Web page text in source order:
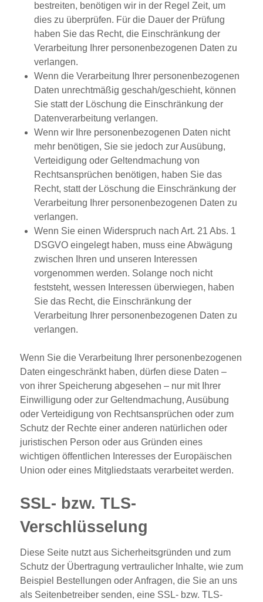
bestreiten, benötigen wir in der Regel Zeit, um
dies zu überprüfen. Für die Dauer der Prüfung
haben Sie das Recht, die Einschränkung der
Verarbeitung Ihrer personenbezogenen Daten zu
verlangen.
Wenn die Verarbeitung Ihrer personenbezogenen
Daten unrechtmäßig geschah/geschieht, können
Sie statt der Löschung die Einschränkung der
Datenverarbeitung verlangen.
Wenn wir Ihre personenbezogenen Daten nicht
mehr benötigen, Sie sie jedoch zur Ausübung,
Verteidigung oder Geltendmachung von
Rechtsansprüchen benötigen, haben Sie das
Recht, statt der Löschung die Einschränkung der
Verarbeitung Ihrer personenbezogenen Daten zu
verlangen.
Wenn Sie einen Widerspruch nach Art. 21 Abs. 1
DSGVO eingelegt haben, muss eine Abwägung
zwischen Ihren und unseren Interessen
vorgenommen werden. Solange noch nicht
feststeht, wessen Interessen überwiegen, haben
Sie das Recht, die Einschränkung der
Verarbeitung Ihrer personenbezogenen Daten zu
verlangen.
Wenn Sie die Verarbeitung Ihrer personenbezogenen
Daten eingeschränkt haben, dürfen diese Daten –
von ihrer Speicherung abgesehen – nur mit Ihrer
Einwilligung oder zur Geltendmachung, Ausübung
oder Verteidigung von Rechtsansprüchen oder zum
Schutz der Rechte einer anderen natürlichen oder
juristischen Person oder aus Gründen eines
wichtigen öffentlichen Interesses der Europäischen
Union oder eines Mitgliedstaats verarbeitet werden.
SSL- bzw. TLS-
Verschlüsselung
Diese Seite nutzt aus Sicherheitsgründen und zum
Schutz der Übertragung vertraulicher Inhalte, wie zum
Beispiel Bestellungen oder Anfragen, die Sie an uns
als Seitenbetreiber senden, eine SSL- bzw. TLS-